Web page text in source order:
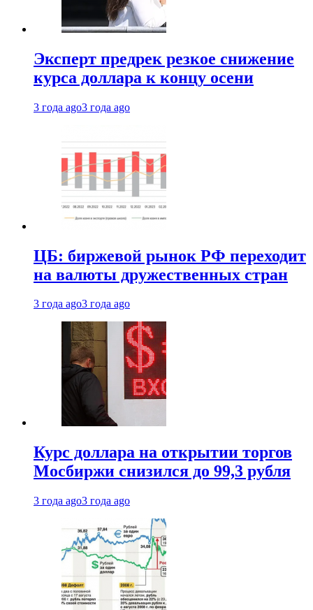
Эксперт предрек резкое снижение
курса доллара к концу осени
3 года ago3 года ago
ЦБ: биржевой рынок РФ переходит
на валюты дружественных стран
3 года ago3 года ago
Курс доллара на открытии торгов
Мосбиржи снизился до 99,3 рубля
3 года ago3 года ago